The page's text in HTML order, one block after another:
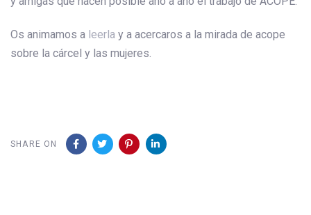
Os animamos a leerla y a acercaros a la mirada de acope
sobre la cárcel y las mujeres.
SHARE ON